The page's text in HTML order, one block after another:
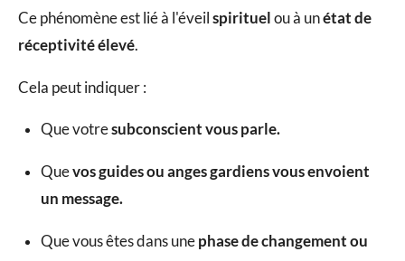
Ce phénomène est lié à l'éveil spirituel ou à unétat de
réceptivité élevé.
Cela peut indiquer :
Que votresubconscient vous parle.
Quevos guides ou anges gardiens vous envoient
un message.
Que vous êtes dans une phase de changement ou